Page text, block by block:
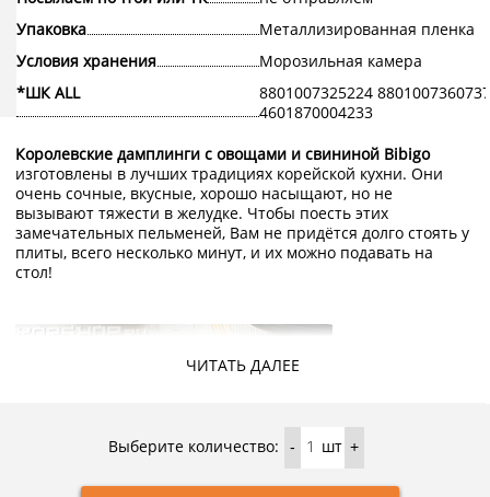
ЧИТАТЬ ДАЛЕЕ
Упаковка
Металлизированная пленка
Условия хранения
Морозильная камера
*ШК ALL
8801007325224 8801007360737
4601870004233
Королевские дамплинги с овощами и свининой Bibigo
изготовлены в лучших традициях корейской кухни. Они
очень сочные, вкусные, хорошо насыщают, но не
вызывают тяжести в желудке. Чтобы поесть этих
замечательных пельменей, Вам не придётся долго стоять у
плиты, всего несколько минут, и их можно подавать на
стол!
Выберите количество: - шт +